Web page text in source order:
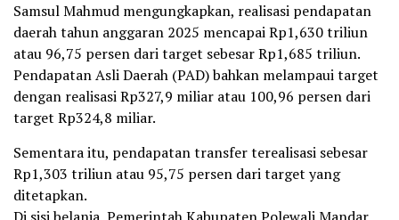
Samsul Mahmud mengungkapkan, realisasi pendapatan
daerah tahun anggaran 2025 mencapai Rp1,630 triliun
atau 96,75 persen dari target sebesar Rp1,685 triliun.
Pendapatan Asli Daerah (PAD) bahkan melampaui target
dengan realisasi Rp327,9 miliar atau 100,96 persen dari
target Rp324,8 miliar.
Sementara itu, pendapatan transfer terealisasi sebesar
Rp1,303 triliun atau 95,75 persen dari target yang
ditetapkan.